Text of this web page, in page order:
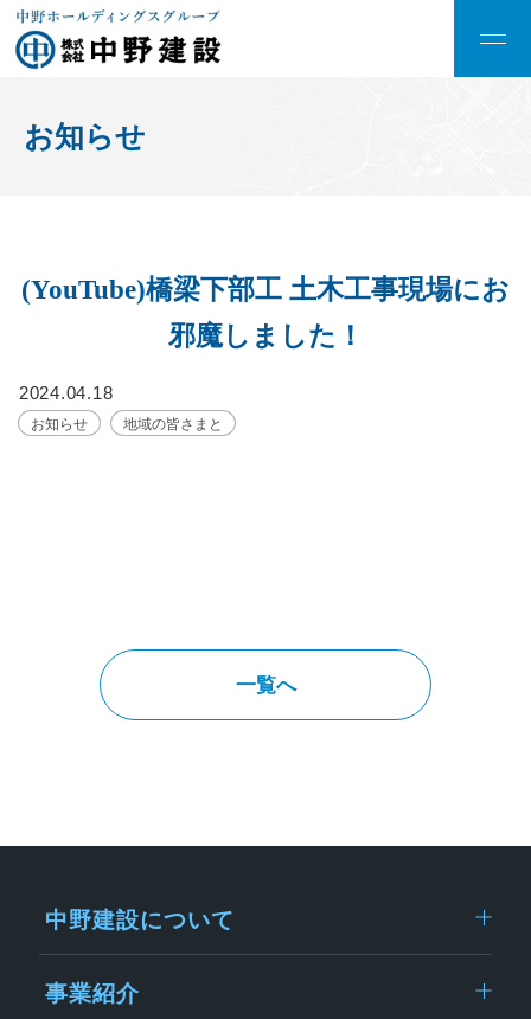
お知らせ
(YouTube)橋梁下部工 土木工事現場にお
邪魔しました！
2024.04.18
お知らせ 地域の皆さまと
一覧へ
中野建設について
事業紹介